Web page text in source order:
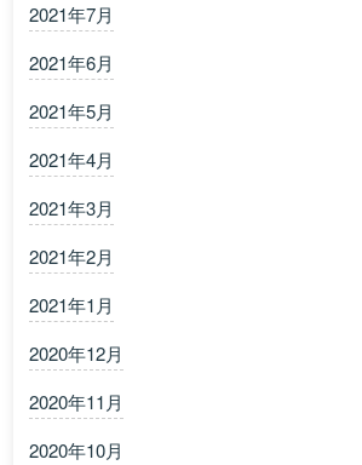
2021年7月
2021年6月
2021年5月
2021年4月
2021年3月
2021年2月
2021年1月
2020年12月
2020年11月
2020年10月